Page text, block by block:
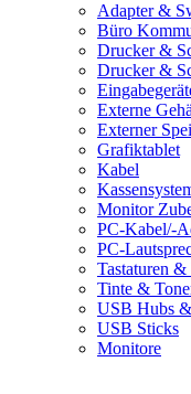
Adapter &
Büro
Drucker &
Drucker &
Externe
Externer
Grafiktablet
Kabel
Monitor
PC-Kabel/-
PC-
Tastaturen &
Tinte &
USB Hubs
USB Sticks
Monitore